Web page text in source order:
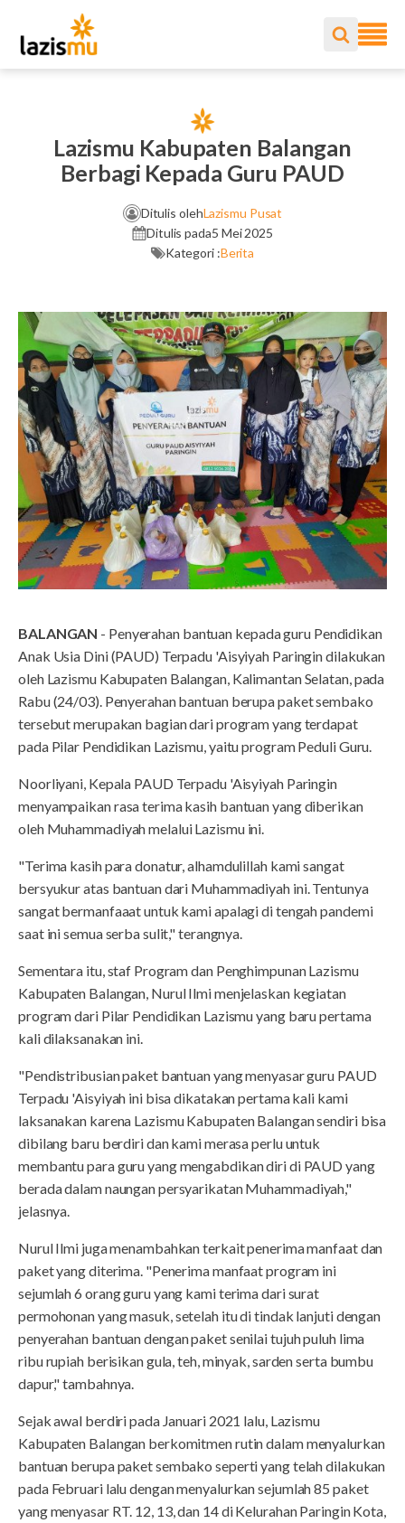
Lazismu Kabupaten Balangan
Berbagi Kepada Guru PAUD
Ditulis olehLazismu Pusat
Ditulis pada5 Mei 2025
Kategori :Berita
BALANGAN - Penyerahan bantuan kepada guru Pendidikan
Anak Usia Dini (PAUD) Terpadu 'Aisyiyah Paringin dilakukan
oleh Lazismu Kabupaten Balangan, Kalimantan Selatan, pada
Rabu (24/03). Penyerahan bantuan berupa paket sembako
tersebut merupakan bagian dari program yang terdapat
pada Pilar Pendidikan Lazismu, yaitu program Peduli Guru.
Noorliyani, Kepala PAUD Terpadu 'Aisyiyah Paringin
menyampaikan rasa terima kasih bantuan yang diberikan
oleh Muhammadiyah melalui Lazismu ini.
"Terima kasih para donatur, alhamdulillah kami sangat
bersyukur atas bantuan dari Muhammadiyah ini. Tentunya
sangat bermanfaaat untuk kami apalagi di tengah pandemi
saat ini semua serba sulit," terangnya.
Sementara itu, staf Program dan Penghimpunan Lazismu
Kabupaten Balangan, Nurul Ilmi menjelaskan kegiatan
program dari Pilar Pendidikan Lazismu yang baru pertama
kali dilaksanakan ini.
"Pendistribusian paket bantuan yang menyasar guru PAUD
Terpadu 'Aisyiyah ini bisa dikatakan pertama kali kami
laksanakan karena Lazismu Kabupaten Balangan sendiri bisa
dibilang baru berdiri dan kami merasa perlu untuk
membantu para guru yang mengabdikan diri di PAUD yang
berada dalam naungan persyarikatan Muhammadiyah,"
jelasnya.
Nurul Ilmi juga menambahkan terkait penerima manfaat dan
paket yang diterima. "Penerima manfaat program ini
sejumlah 6 orang guru yang kami terima dari surat
permohonan yang masuk, setelah itu di tindak lanjuti dengan
penyerahan bantuan dengan paket senilai tujuh puluh lima
ribu rupiah berisikan gula, teh, minyak, sarden serta bumbu
dapur," tambahnya.
Sejak awal berdiri pada Januari 2021 lalu, Lazismu
Kabupaten Balangan berkomitmen rutin dalam menyalurkan
bantuan berupa paket sembako seperti yang telah dilakukan
pada Februari lalu dengan menyalurkan sejumlah 85 paket
yang menyasar RT. 12, 13, dan 14 di Kelurahan Paringin Kota,